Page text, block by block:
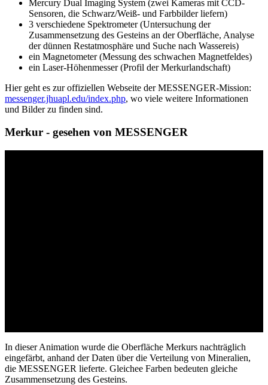
Mercury Dual Imaging System (zwei Kameras mit CCD-
Sensoren, die Schwarz/Weiß- und Farbbilder liefern)
3 verschiedene Spektrometer (Untersuchung der
Zusammensetzung des Gesteins an der Oberfläche, Analyse
der dünnen Restatmosphäre und Suche nach Wassereis)
ein Magnetometer (Messung des schwachen Magnetfeldes)
ein Laser-Höhenmesser (Profil der Merkurlandschaft)
Hier geht es zur offiziellen Webseite der MESSENGER-Mission:
messenger.jhuapl.edu/index.php, wo viele weitere Informationen
und Bilder zu finden sind.
Merkur - gesehen von MESSENGER
In dieser Animation wurde die Oberfläche Merkurs nachträglich
eingefärbt, anhand der Daten über die Verteilung von Mineralien,
die MESSENGER lieferte. Gleichee Farben bedeuten gleiche
Zusammensetzung des Gesteins.